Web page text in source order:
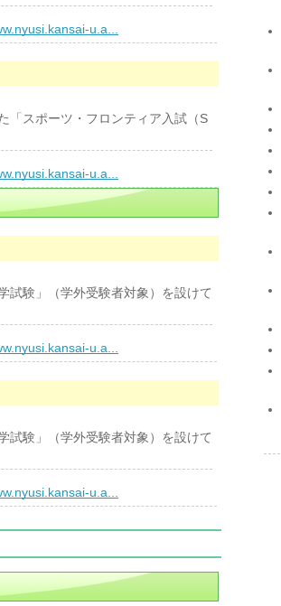
u.a...
「スポーツ・フロンティア入試（S
u.a...
試験」（学外受験者対象）を設けて
u.a...
試験」（学外受験者対象）を設けて
u.a...